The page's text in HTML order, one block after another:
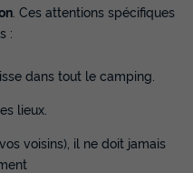
Animaux autorisés *
Home En Vau 4 Pièces 6
. Ces attentions spécifiques
:
dans tout le camping.
lieux.
voisins), il ne doit jamais